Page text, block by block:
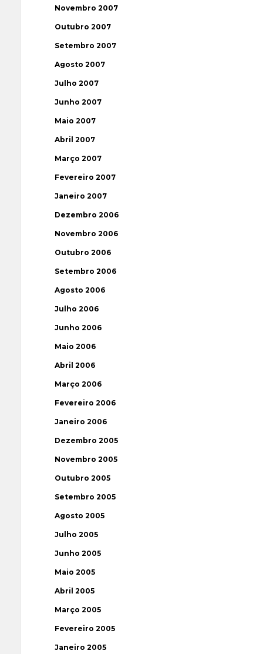
Novembro 2007
Outubro 2007
Setembro 2007
Agosto 2007
Julho 2007
Junho 2007
Maio 2007
Abril 2007
Março 2007
Fevereiro 2007
Janeiro 2007
Dezembro 2006
Novembro 2006
Outubro 2006
Setembro 2006
Agosto 2006
Julho 2006
Junho 2006
Maio 2006
Abril 2006
Março 2006
Fevereiro 2006
Janeiro 2006
Dezembro 2005
Novembro 2005
Outubro 2005
Setembro 2005
Agosto 2005
Julho 2005
Junho 2005
Maio 2005
Abril 2005
Março 2005
Fevereiro 2005
Janeiro 2005